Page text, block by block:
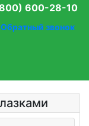
600-28-10
Обратный звонок